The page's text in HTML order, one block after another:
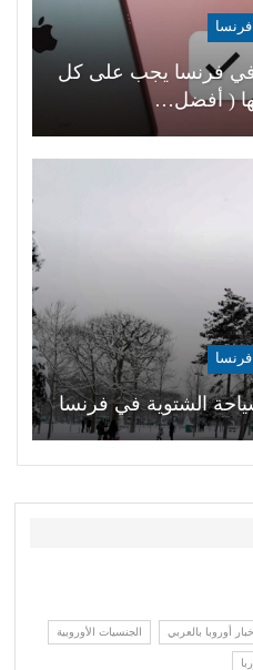
فرنسا
فرنسا يجب على كل
( أفضل…
فرنسا
أخبار أوروبا بالعربي الجنسيات الأوروبية